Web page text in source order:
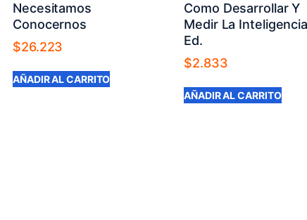
Necesitamos
Conocernos
$26.223
AÑADIR AL CARRITO
Como Desarrollar Y
Medir La
Ed.
$2.833
AÑADIR AL CARRITO